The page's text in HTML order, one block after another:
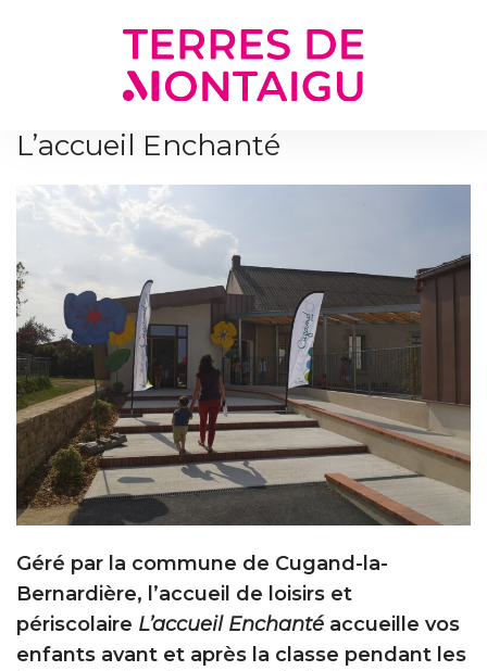
L’accueil Enchanté
Géré par la commune de Cugand-la-
Bernardière, l’accueil de loisirs et
périscolaire L’accueil Enchanté accueille vos
enfants avant et après la classe pendant les